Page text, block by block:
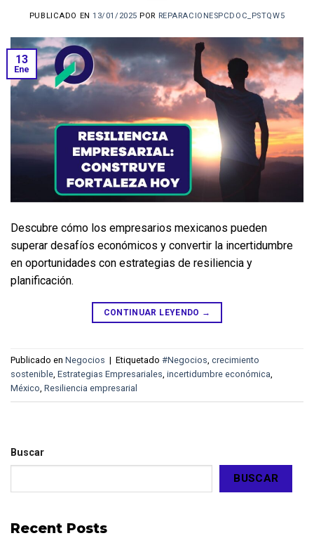
PUBLICADO EN13/01/2025 POR REPARACIONESPCDOC_PSTQW5
13
Ene
Descubre cómo los empresarios mexicanos pueden
superar desafíos económicos y convertir la incertidumbre
en oportunidades con estrategias de resiliencia y
planificación.
CONTINUAR LEYENDO →
Publicado en Negocios | Etiquetado #Negocios, crecimiento
sostenible, Estrategias Empresariales, incertidumbre económica,
México, Resiliencia empresarial
Buscar
BUSCAR
Recent Posts